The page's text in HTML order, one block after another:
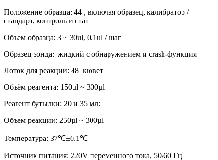
Положение образца: 44 , включая образец, калибратор /
стандарт, контроль и стат
Объем образца: 3 ~ 30ul, 0.1ul / шаг
Образец зонда: жидкий с обнаружением и crash-функция
Лоток для реакции: 48 кювет
Объём реагента: 150µl ~ 300µl
Реагент бутылки: 20 и 35 мл:
Объем реакции: 250µl ~ 300µl
Температура: 37℃±0.1℃
Источник питания: 220V переменного тока, 50/60 Гц